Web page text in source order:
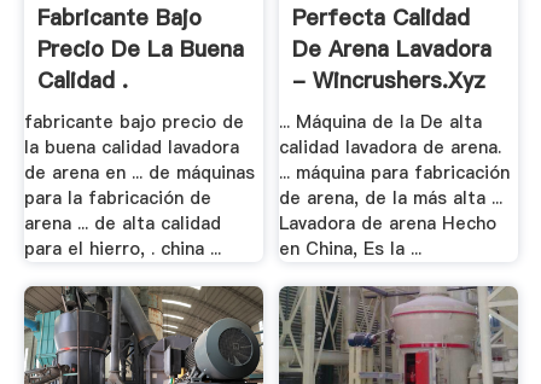
Fabricante Bajo
Precio De La Buena
Calidad .
fabricante bajo precio de
la buena calidad lavadora
de arena en ... de máquinas
para la fabricación de
arena ... de alta calidad
para el hierro, . china ...
Perfecta Calidad
De Arena Lavadora
- Wincrushers.xyz
... Máquina de la De alta
calidad lavadora de arena.
... máquina para fabricación
de arena, de la más alta ...
Lavadora de arena Hecho
en China, Es la ...